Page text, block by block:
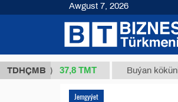
TDHÇMB
(kg.) 37,8 ТМТ Buýan köküniň
Jemgyýet
Awgust 7, 2026